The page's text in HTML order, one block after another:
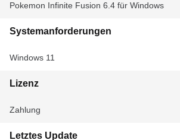
Pokemon Infinite Fusion 6.4 für Windows
Systemanforderungen
Windows 11
Lizenz
Zahlung
Letztes Update